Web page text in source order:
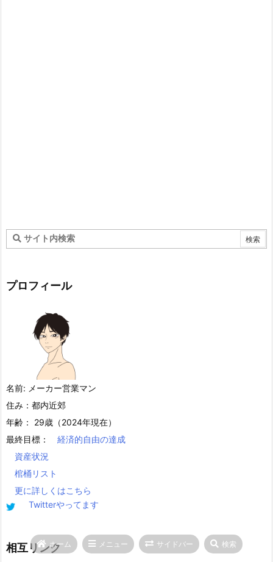
プロフィール
名前: メーカー営業マン
住み：都内近郊
年齢： 29歳（2024年現在）
最終目標：
経済的自由の達成
資産状況
棺桶リスト
更に詳しくはこちら
Twitterやってます
相互リンクホーム メニュー サイドバー 検索